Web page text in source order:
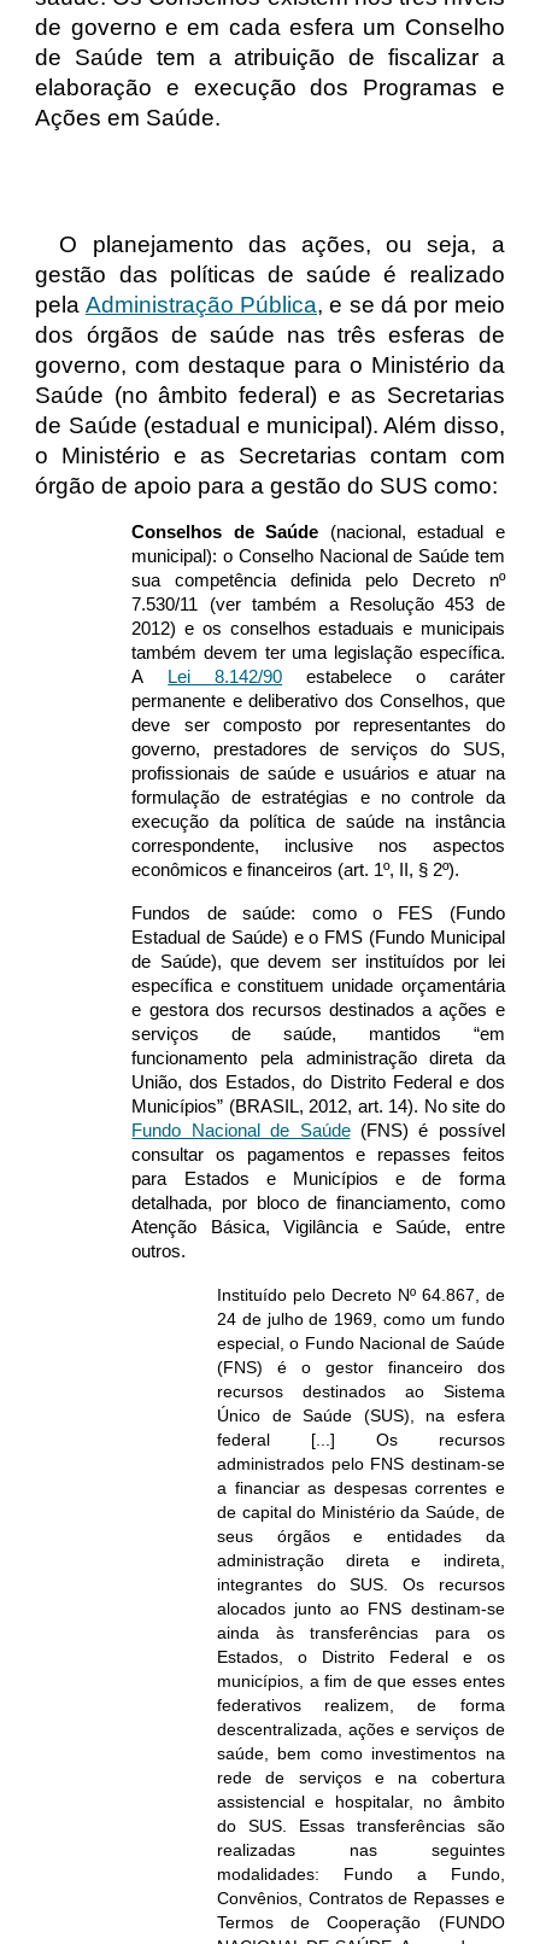
de governo e em cada esfera um Conselho
de Saúde tem a atribuição de fiscalizar a
elaboração e execução dos Programas e
Ações em Saúde.
O planejamento das ações, ou seja, a
gestão das políticas de saúde é realizado
pela Administração Pública, e se dá por meio
dos órgãos de saúde nas três esferas de
governo, com destaque para o Ministério da
Saúde (no âmbito federal) e as Secretarias
de Saúde (estadual e municipal). Além disso,
o Ministério e as Secretarias contam com
órgão de apoio para a gestão do SUS como:
Conselhos de Saúde (nacional, estadual e
municipal): o Conselho Nacional de Saúde tem
sua competência definida pelo Decreto nº
7.530/11 (ver também a Resolução 453 de
2012) e os conselhos estaduais e municipais
também devem ter uma legislação específica.
A
Lei 8.142/90 estabelece o caráter
permanente e deliberativo dos Conselhos, que
deve ser composto por representantes do
governo, prestadores de serviços do SUS,
profissionais de saúde e usuários e atuar na
formulação de estratégias e no controle da
execução da política de saúde na instância
correspondente, inclusive nos aspectos
econômicos e financeiros (art. 1º, II, § 2º).
Fundos de saúde: como o FES (Fundo
Estadual de Saúde) e o FMS (Fundo Municipal
de Saúde), que devem ser instituídos por lei
específica e constituem unidade orçamentária
e gestora dos recursos destinados a ações e
serviços de saúde, mantidos “em
funcionamento pela administração direta da
União, dos Estados, do Distrito Federal e dos
Municípios” (BRASIL, 2012, art. 14). No site do
Fundo Nacional de Saúde(FNS) é possível
consultar os pagamentos e repasses feitos
para Estados e Municípios e de forma
detalhada, por bloco de financiamento, como
Atenção Básica, Vigilância e Saúde, entre
outros.
Instituído pelo Decreto Nº 64.867, de
24 de julho de 1969, como um fundo
especial, o Fundo Nacional de Saúde
(FNS) é o gestor financeiro dos
recursos destinados ao Sistema
Único de Saúde (SUS), na esfera
federal [...] Os recursos
administrados pelo FNS destinam-se
a financiar as despesas correntes e
de capital do Ministério da Saúde, de
seus órgãos e entidades da
administração direta e indireta,
integrantes do SUS. Os recursos
alocados junto ao FNS destinam-se
ainda às transferências para os
Estados, o Distrito Federal e os
municípios, a fim de que esses entes
federativos realizem, de forma
descentralizada, ações e serviços de
saúde, bem como investimentos na
rede de serviços e na cobertura
assistencial e hospitalar, no âmbito
do SUS. Essas transferências são
realizadas nas seguintes
modalidades: Fundo a Fundo,
Convênios, Contratos de Repasses e
Termos de Cooperação (FUNDO